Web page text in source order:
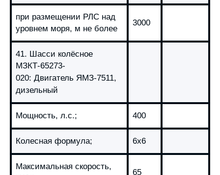
при размещении РЛС над
уровнем моря, м не более
3000
41. Шасси колёсное
МЗКТ-65273-
020: Двигатель ЯМЗ-7511,
дизельный
Мощность, л.с.; 400
Колесная формула; 6х6
Максимальная скорость,
65